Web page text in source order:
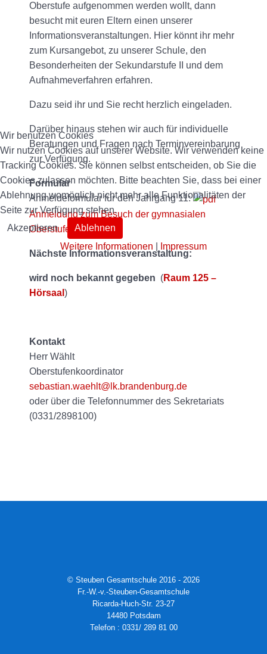
Oberstufe aufgenommen werden wollt, dann
besucht mit euren Eltern einen unserer
Informationsveranstaltungen. Hier könnt ihr mehr
zum Kursangebot, zu unserer Schule, den
Besonderheiten der Sekundarstufe II und dem
Aufnahmeverfahren erfahren.
Dazu seid ihr und Sie recht herzlich eingeladen.
Darüber hinaus stehen wir auch für individuelle
Beratungen und Fragen nach Terminvereinbarung
zur Verfügung.
Formular
Anmeldeformular für den Jahrgang 11:
Anmeldung zum Besuch der gymnasialen
Oberstufe
Nächste Informationsveranstaltung:
wird noch bekannt gegeben (Raum 125 –
Hörsaal )
Kontakt
Herr Wählt
Oberstufenkoordinator
sebastian.waehlt@lk.brandenburg.de
oder über die Telefonnummer des Sekretariats
(0331/2898100)
© Steuben Gesamtschule 2016 - 2026
Fr.-W.-v.-Steuben-Gesamtschule
Ricarda-Huch-Str. 23-27
14480 Potsdam
Telefon : 0331/ 289 81 00
Wir benutzen Cookies
Wir nutzen Cookies auf unserer Website. Wir verwenden keine
Tracking Cookies. Sie können selbst entscheiden, ob Sie die
Cookies zulassen möchten. Bitte beachten Sie, dass bei einer
Ablehnung womöglich nicht mehr alle Funktionalitäten der
Seite zur Verfügung stehen.
Akzeptieren
Ablehnen
Weitere Informationen
Impressum